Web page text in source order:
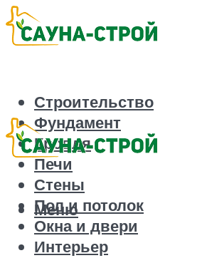
Строительство
Фундамент
Кровля
Печи
Стены
Пол и потолок
Окна и двери
Интерьер
Меню